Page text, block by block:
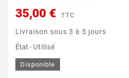
35,00 € TTC
Livraison sous 3 à 5 jours
État - Utilisé
Disponible